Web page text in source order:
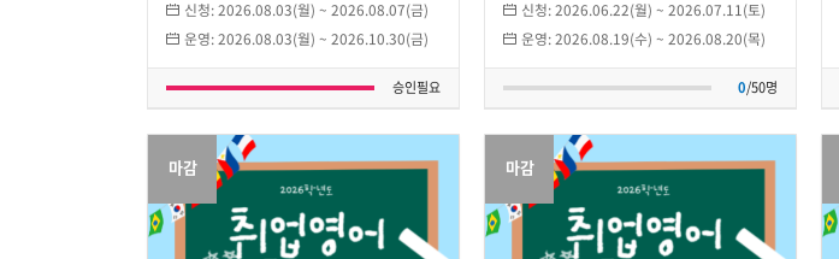
신청:2026.08.03(월) ~ 2026.08.07(금)
운영:2026.08.03(월) ~ 2026.10.30(금)
승인필요
신청:2026.06.22(월) ~ 2026.07.11(토)
운영:2026.08.19(수) ~ 2026.08.20(목)
0/50명
마감 마감